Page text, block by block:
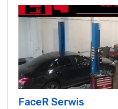
FaceR Serwis